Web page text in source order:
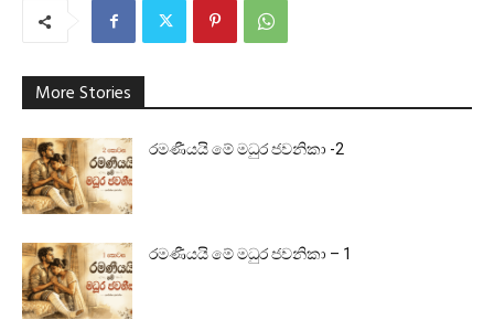
More Stories
රමණීයයි මේ මධුර ජවනිකා -2
රමණීයයි මේ මධුර ජවනිකා – 1